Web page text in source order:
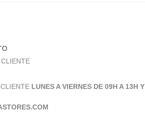
LUNES A VIERNES DE 09H A 13H Y